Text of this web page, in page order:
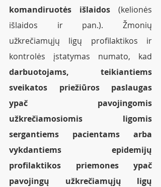
komandiruotės išlaidos (kelionės
išlaidos ir pan.). Žmonių
užkrečiamųjų ligų profilaktikos ir
darbuotojams, teikiantiems
sveikatos priežiūros paslaugas
ypač pavojingomis
užkrečiamosiomis ligomis
sergantiems pacientams arba
vykdantiems epidemijų
profilaktikos priemones ypač
pavojingų užkrečiamųjų ligų